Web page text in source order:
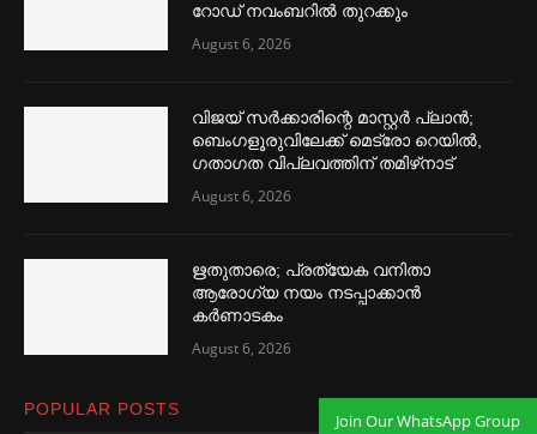
റോഡ് നവംബറില്‍ തുറക്കും
August 6, 2026
വിജയ് സര്‍ക്കാരിന്റെ മാസ്റ്റര്‍ പ്ലാന്‍;
ബെംഗളൂരുവിലേക്ക് മെട്രോ റെയില്‍,
ഗതാഗത വിപ്ലവത്തിന് തമിഴ്‌നാട്
August 6, 2026
ഋതുതാരെ; പ്രത്യേക വനിതാ
ആരോഗ്യ നയം നടപ്പാക്കാൻ
കര്‍ണാടകം
August 6, 2026
POPULAR POSTS
Join Our WhatsApp Group